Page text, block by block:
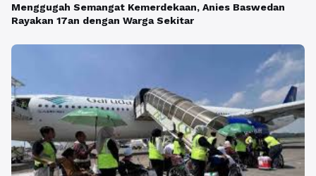
Menggugah Semangat Kemerdekaan, Anies Baswedan
Rayakan 17an dengan Warga Sekitar